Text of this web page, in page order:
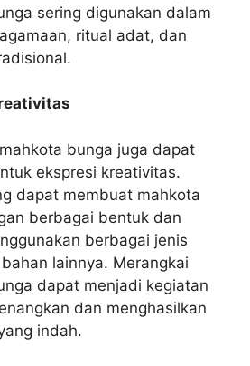
sering digunakan dalam
ritual adat, dan
bunga juga dapat
ekspresi kreativitas.
dapat membuat mahkota
berbagai bentuk dan
berbagai jenis
lainnya. Merangkai
dapat menjadi kegiatan
dan menghasilkan
indah.